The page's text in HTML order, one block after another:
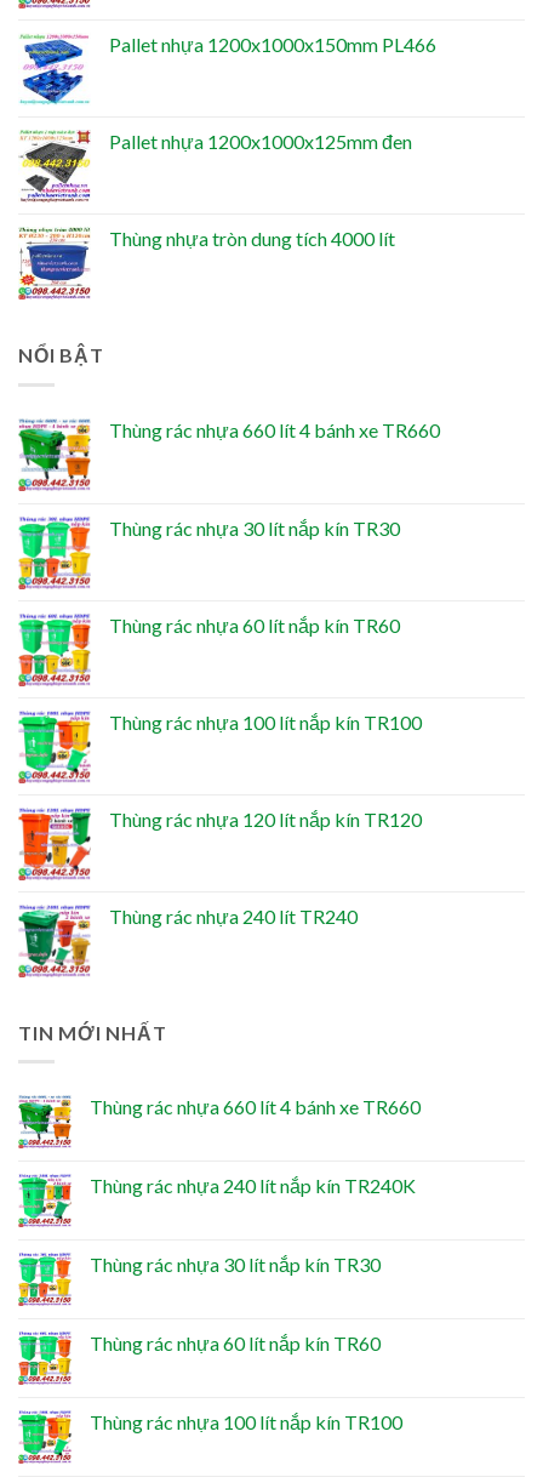
Pallet nhựa 1200x1000x150mm PL466
Pallet nhựa 1200x1000x125mm đen
Thùng nhựa tròn dung tích 4000 lít
NỔI BẬT
Thùng rác nhựa 660 lít 4 bánh xe TR660
Thùng rác nhựa 30 lít nắp kín TR30
Thùng rác nhựa 60 lít nắp kín TR60
Thùng rác nhựa 100 lít nắp kín TR100
Thùng rác nhựa 120 lít nắp kín TR120
Thùng rác nhựa 240 lít TR240
TIN MỚI NHẤT
Thùng rác nhựa 660 lít 4 bánh xe TR660
Thùng rác nhựa 240 lít nắp kín TR240K
Thùng rác nhựa 30 lít nắp kín TR30
Thùng rác nhựa 60 lít nắp kín TR60
Thùng rác nhựa 100 lít nắp kín TR100